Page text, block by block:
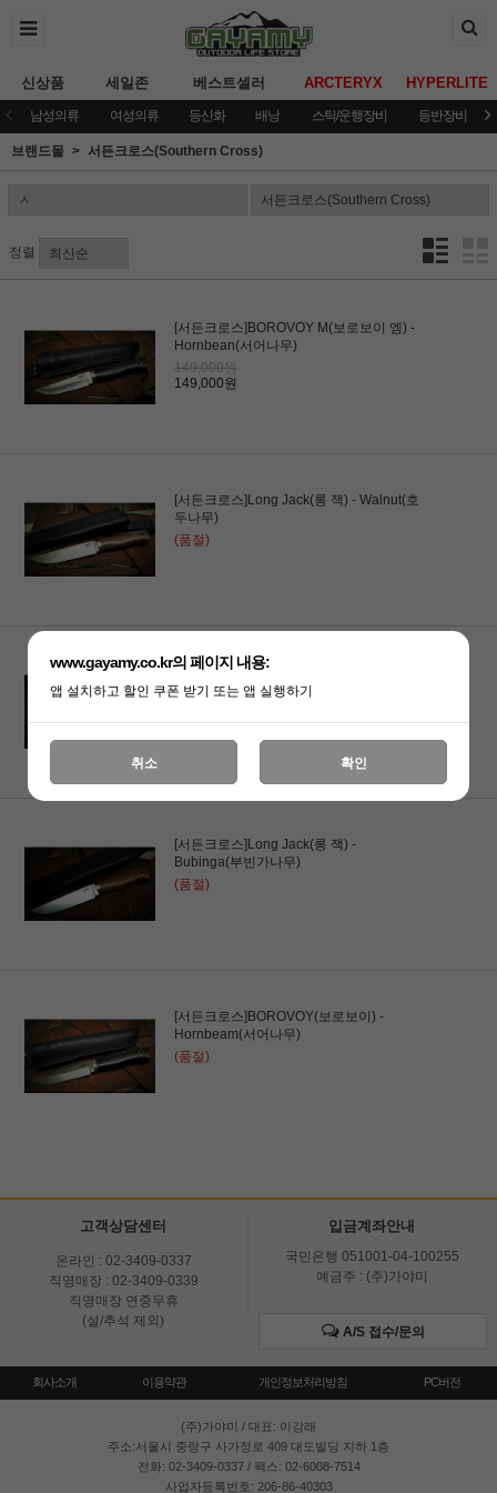
신상품 세일존 베스트셀러 ARCTERYX HYPERLITE
남성의류 여성의류 등산화 배낭 스틱/운행장비 등반장비
브랜드몰 서든크로스(Southern Cross)
정렬
[서든크로스]BOROVOY M(보로보이 엠) -
Hornbean(서어나무)
149,000원
149,000원
[서든크로스]Long Jack(롱 잭) - Walnut(호
두나무)
(품절)
[서든크로스]Long Jack(롱 잭) -
Hornbeam(서어나무)
[서든크로스]Long Jack(롱 잭) -
Bubinga(부빈가나무)
(품절)
[서든크로스]BOROVOY(보로보이) -
Hornbeam(서어나무)
(품절)
고객상담센터
온라인 : 02-3409-0337
직영매장 : 02-3409-0339
직영매장 연중무휴
(설/추석 제외)
입금계좌안내
국민은행 051001-04-100255
예금주 : (주)가야미
A/S 접수/문의
회사소개 이용약관 개인정보처리방침 PC버전
(주)가야미 / 대표: 이강래
주소:서울시 중랑구 사가정로 409 대도빌딩 지하 1층
전화: 02-3409-0337 / 팩스: 02-6008-7514
사업자등록번호: 206-86-40303
www.gayamy.co.kr의 페이지 내용:
앱 설치하고 할인 쿠폰 받기 또는 앱 실행하기
취소 확인